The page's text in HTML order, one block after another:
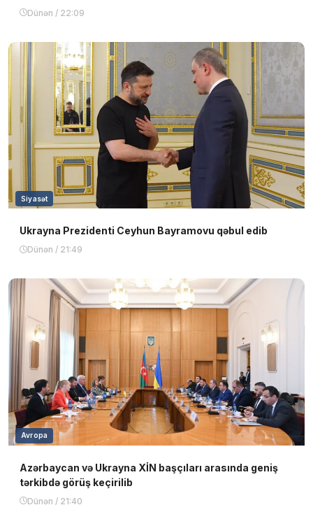
Dünən / 22:09
Siyasət
Ukrayna Prezidenti Ceyhun Bayramovu qəbul edib
Dünən / 21:49
Avropa
Azərbaycan və Ukrayna XİN başçıları arasında geniş
tərkibdə görüş keçirilib
Dünən / 21:40